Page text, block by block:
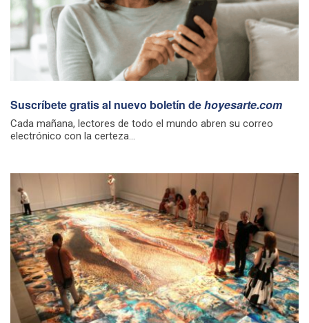
Suscríbete gratis al nuevo boletín dehoyesarte.com
Cada mañana, lectores de todo el mundo abren su correo
electrónico con la certeza...